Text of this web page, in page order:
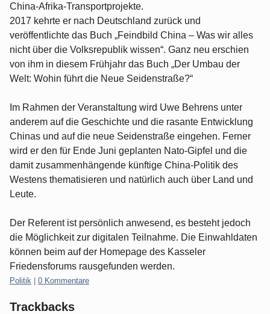
China-Afrika-Transportprojekte.
2017 kehrte er nach Deutschland zurück und
veröffentlichte das Buch „Feindbild China – Was wir alles
nicht über die Volksrepublik wissen“. Ganz neu erschien
von ihm in diesem Frühjahr das Buch „Der Umbau der
Welt: Wohin führt die Neue Seidenstraße?“
Im Rahmen der Veranstaltung wird Uwe Behrens unter
anderem auf die Geschichte und die rasante Entwicklung
Chinas und auf die neue Seidenstraße eingehen. Ferner
wird er den für Ende Juni geplanten Nato-Gipfel und die
damit zusammenhängende künftige China-Politik des
Westens thematisieren und natürlich auch über Land und
Leute.
Der Referent ist persönlich anwesend, es besteht jedoch
die Möglichkeit zur digitalen Teilnahme. Die Einwahldaten
können beim auf der Homepage des Kasseler
Friedensforums rausgefunden werden.
Kategorien:
Politik 0 Kommentare
Trackbacks